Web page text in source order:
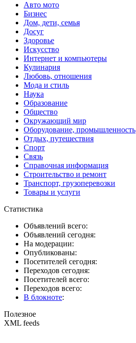
Авто мото
Бизнес
Дом, дети, семья
Досуг
Здоровье
Искусство
Интернет и компьютеры
Кулинария
Любовь, отношения
Мода и стиль
Наука
Образование
Общество
Окружающий мир
Оборудование, промышленность
Отдых, путешествия
Спорт
Связь
Справочная информация
Строительство и ремонт
Транспорт, грузоперевозки
Товары и услуги
Статистика
Объявлений всего:
Объявлений сегодня:
На модерации:
Опубликованы:
Посетителей сегодня:
Переходов сегодня:
Посетителей всего:
Переходов всего:
В блокноте:
Полезное
XML feeds